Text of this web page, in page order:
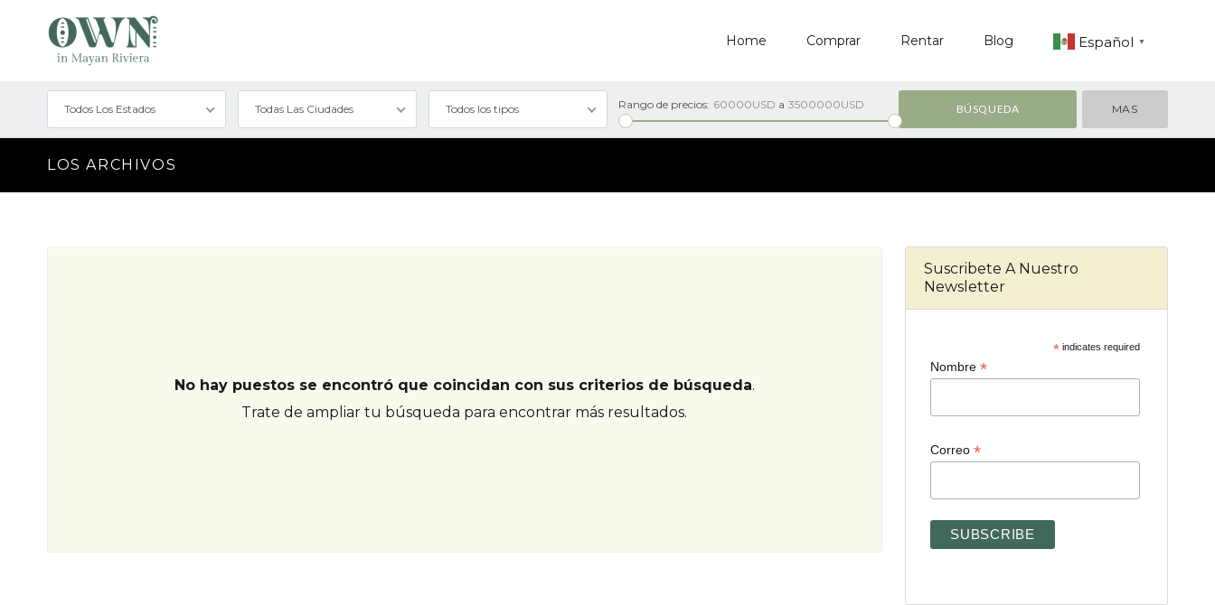
Home Comprar Rentar Blog Español ▼
Todos Los Estados Todas Las Ciudades Todos los tipos Rango de precios: 60000USD a 3500000USD MAS
LOS ARCHIVOS
No hay puestos se encontró que coincidan con sus criterios de búsqueda.
Trate de ampliar tu búsqueda para encontrar más resultados.
Suscribete A Nuestro
Newsletter
* indicates required
Nombre*
Correo*